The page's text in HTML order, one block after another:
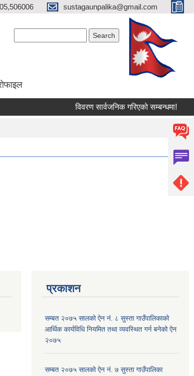
sustagaunpalika@gmail.com
विवरण सार्वजनिक गरिएको सम्बन्धमा!
प्रकाशन
सम्बत २०७५ सालको ऐन नं. ८ सुस्ता गाउँपालिकाको
आर्थिक कार्यविधि नियमित तथा व्यवस्थित गर्न बनेको ऐन
२०७५
सम्बत २०७५ सालको ऐन नं. ७ सुस्ता गाउँपालिका